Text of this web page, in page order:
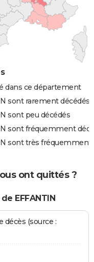
dans ce département
sont rarement décédés
sont peu décédés
sont fréquemment
sont très fréquemment
ont quittés ?
EFFANTIN
(source :